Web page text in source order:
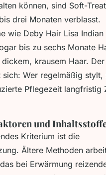
können, sind Soft-
drei Monaten verblasst.
wie Deby Hair Lisa Indian
bis zu sechs Monate
krausem Haar. Der
Wer regelmäßig stylt,
Pflegezeit langfristig
und
Kriterium ist die
Ältere Methoden
bei Erwärmung